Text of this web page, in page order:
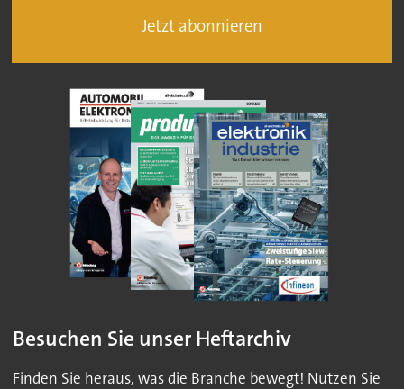
Jetzt abonnieren
Besuchen Sie unser Heftarchiv
Finden Sie heraus, was die Branche bewegt! Nutzen Sie